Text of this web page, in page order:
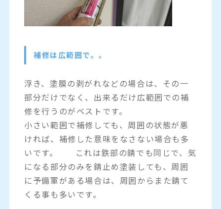
補修は広範囲で。。
浮き、塗膜の剥がれなどの場合は、その一
部分だけでなく、出来るだけ広範囲での補
修を行うのがベストです。
小さい範囲で補修しても、周囲の状態が悪
ければ、補修した意味をなさない場合も多
いです。 これは鉄部の錆でも同じで、気
になる部分のみを錆止め塗装しても、周囲
に予備軍がある場合は、周囲からまた錆て
くる事も多いです。